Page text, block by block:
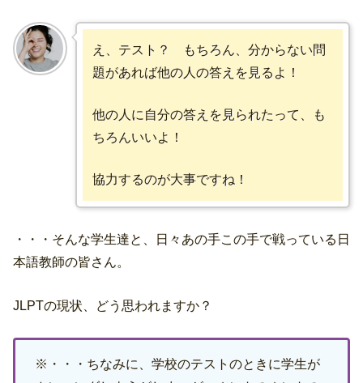
え、テスト？ もちろん、分からない問
題があれば他の人の答えを見るよ！
他の人に自分の答えを見られたって、も
ちろんいいよ！
協力するのが大事ですね！
・・・そんな学生達と、日々あの手この手で戦っている日
本語教師の皆さん。
JLPTの現状、どう思われますか？
※・・・ちなみに、学校のテストのときに学生が